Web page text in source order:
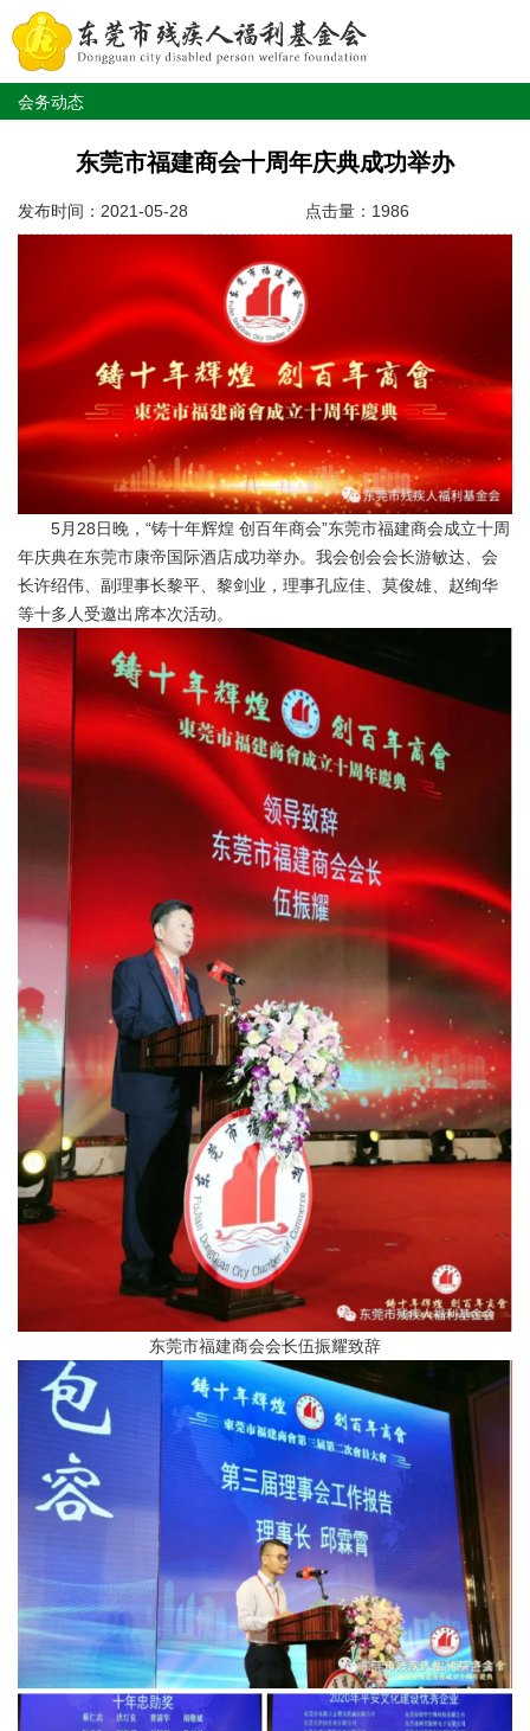
会务动态
东莞市福建商会十周年庆典成功举办
发布时间：2021-05-28 点击量：1986
5月28日晚，“铸十年辉煌 创百年商会”东莞市福建商会成立十周
年庆典在东莞市康帝国际酒店成功举办。我会创会会长游敏达、会
长许绍伟、副理事长黎平、黎剑业，理事孔应佳、莫俊雄、赵绚华
等十多人受邀出席本次活动。
东莞市福建商会会长伍振耀致辞